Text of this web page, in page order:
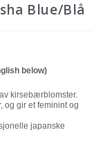
Blue/Blå
below)
kirsebærblomster.
og gir et feminint og
japanske